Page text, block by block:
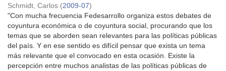
Schmidt, Carlos (2009-07)
"Con mucha frecuencia Fedesarrollo organiza estos debates de
coyuntura económica o de coyuntura social, procurando que los
temas que se aborden sean relevantes para las políticas públicas
del país. Y en ese sentido es difícil pensar que exista un tema
más relevante que el convocado en esta ocasión. Existe la
percepción entre muchos analistas de las políticas públicas de